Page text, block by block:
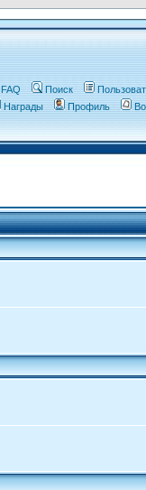
FAQ Поиск
Награды
Профиль